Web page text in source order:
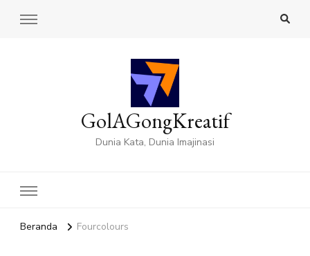
GolAGongKreatif
Dunia Kata, Dunia Imajinasi
Beranda Fourcolours